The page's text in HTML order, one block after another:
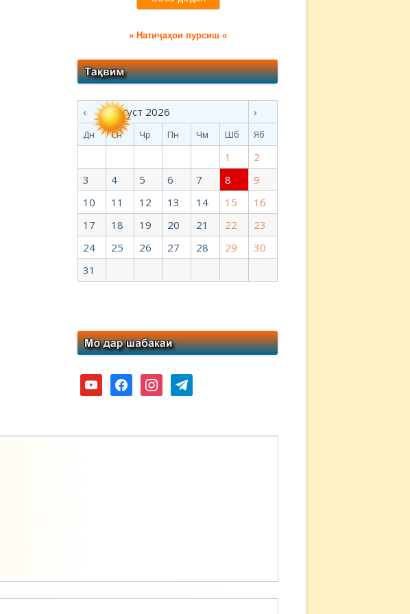
» Натиҷаҳои пурсиш «
‹ Август 2026 ›
Дн Сн Чр Пн Чм Шб Яб
1
2
3
4 5 6 7 8
9
10
11 12 13 14 15
16
17
18 19 20 21 22
23
24
25 26 27 28 29
30
31
youtubefacebookinstagramtelegram